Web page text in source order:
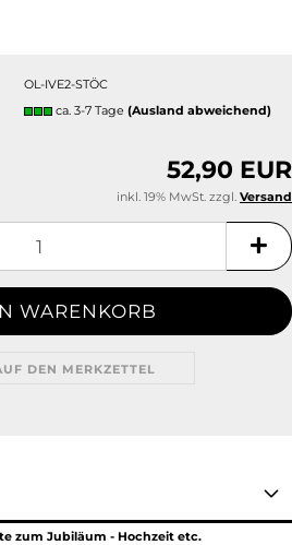
OL-IVE2-STÖC
ca. 3-7 Tage (Ausland abweichend)
52,90 EUR
inkl. 19% MwSt. zzgl. Versand
DEN MERKZETTEL
zum Jubiläum - Hochzeit etc.